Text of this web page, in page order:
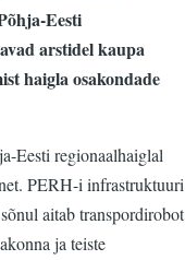
Eesti
arstidel kaupa
haigla osakondade
Eesti regionaalhaiglal
PERH-i infrastruktuuri
aitab transpordirobot
ja teiste